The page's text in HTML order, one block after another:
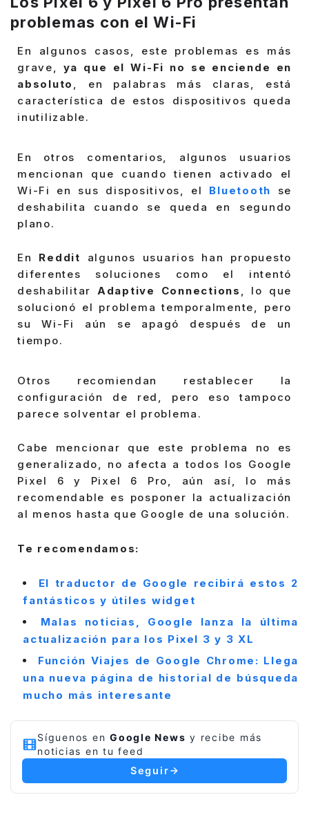
problemas con el Wi-Fi
En algunos casos, este problemas es más
grave, ya que el Wi-Fi no se enciende en
absoluto , en palabras más claras, está
característica de estos dispositivos queda
inutilizable.
En otros comentarios, algunos usuarios
mencionan que cuando tienen activado el
Wi-Fi en sus dispositivos, el Bluetooth
se
deshabilita cuando se queda en segundo
plano.
En Reddit algunos usuarios han propuesto
diferentes soluciones como el intentó
deshabilitar Adaptive Connections , lo que
solucionó el problema temporalmente, pero
su Wi-Fi aún se apagó después de un
tiempo.
Otros recomiendan restablecer la
configuración de red, pero eso tampoco
parece solventar el problema.
Cabe mencionar que este problema no es
generalizado, no afecta a todos los Google
Pixel 6 y Pixel 6 Pro, aún así, lo más
recomendable es posponer la actualización
al menos hasta que Google de una solución.
Te recomendamos:
El traductor de Google recibirá estos 2
fantásticos y útiles widget
Malas noticias, Google lanza la última
actualización para los Pixel 3 y 3 XL
Función Viajes de Google Chrome: Llega
una nueva página de historial de búsqueda
mucho más interesante
Síguenos en Google News y recibe más
noticias en tu feed
Seguir